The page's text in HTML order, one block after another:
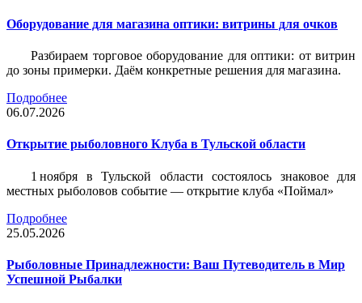
Оборудование для магазина оптики: витрины для очков
Разбираем торговое оборудование для оптики: от витрин
до зоны примерки. Даём конкретные решения для магазина.
Подробнее
06.07.2026
Открытие рыболовного Клуба в Тульской области
1 ноября в Тульской области состоялось знаковое для
местных рыболовов событие — открытие клуба «Поймал»
Подробнее
25.05.2026
Рыболовные Принадлежности: Ваш Путеводитель в Мир
Успешной Рыбалки